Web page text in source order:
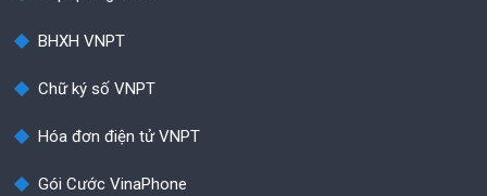
BHXH VNPT
Chữ ký số VNPT
Hóa đơn điện tử VNPT
Gói Cước VinaPhone